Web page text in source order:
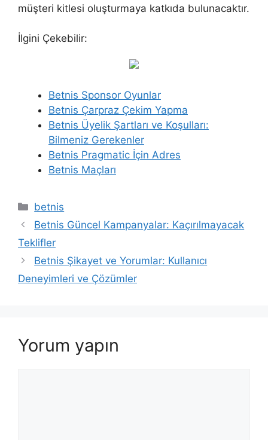
müşteri kitlesi oluşturmaya katkıda bulunacaktır.
İlgini Çekebilir:
Betnis Sponsor Oyunlar
Betnis Çarpraz Çekim Yapma
Betnis Üyelik Şartları ve Koşulları:
Bilmeniz Gerekenler
Betnis Pragmatic İçin Adres
Betnis Maçları
Kategoriler
betnis
Betnis Güncel Kampanyalar: Kaçırılmayacak
Teklifler
Betnis Şikayet ve Yorumlar: Kullanıcı
Deneyimleri ve Çözümler
Yorum yapın